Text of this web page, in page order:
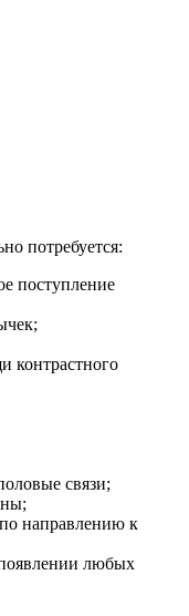
потребуется:
поступление
контрастного
связи;
направлению к
любых